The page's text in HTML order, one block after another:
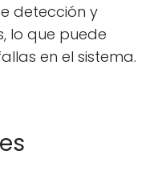
detección y
lo que puede
en el sistema.